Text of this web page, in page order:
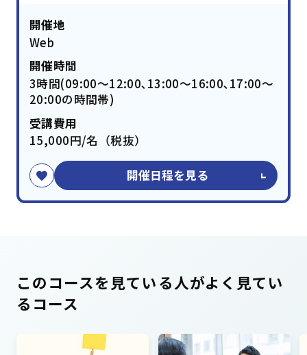
開催地
Web
開催時間
3時間(09:00～12:00､13:00～16:00､17:00～
20:00の時間帯)
受講費用
15,000円/名（税抜）
開催日程を見る
このコースを見ている人がよく見てい
るコース